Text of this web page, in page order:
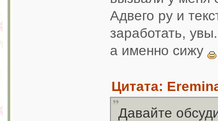
Адвего ру и
заработать,
а именно сижу
Цитата:
Давайте